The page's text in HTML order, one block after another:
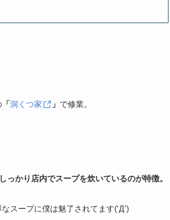
「 洞くつ家 」 で修業。
しっかり店内でスープを炊いているのが特徴。
スープに僕は魅了されてます(‘Д’)